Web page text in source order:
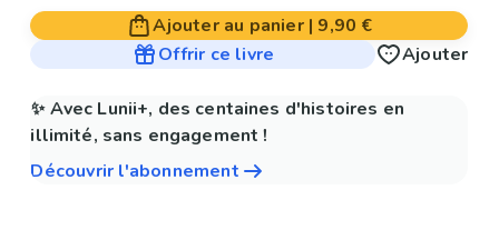
Ajouter au panier| 9,90 €
Offrir ce livre
Ajouter
✨ Avec Lunii+, des centaines d'histoires en
illimité, sans engagement !
Découvrir l'abonnement